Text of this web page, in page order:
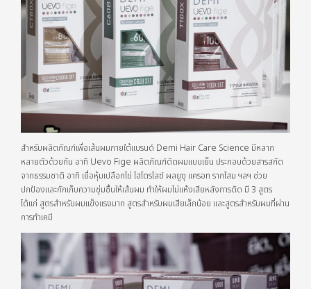
สำหรับผลิตภัณฑ์เพื่อเส้นผมภายใต้แบรนด์ Demi Hair Care Science มีหลาก
หลายตัวด้วยกัน อาทิ Uevo Fige ผลิตภัณฑ์ดัดผมแบบเย็น ประกอบด้วยสารสกัด
จากธรรมชาติ อาทิ เยื่อหุ้มเปลือกไข่ ไฮโดรไลซ์ ผลยูซุ แครอท รากโสม ฯลฯ ช่วย
ปกป้องและกักเก็บความชุ่มชื้นให้เส้นผม ทำให้ผมไม่แห้งเสียหลังการดัด มี 3 สูตร
ได้แก่ สูตรสำหรับผมแข็งแรงมาก สูตรสำหรับผมเสียเล็กน้อย และสูตรสำหรับผมที่ผ่าน
การทำเคมี